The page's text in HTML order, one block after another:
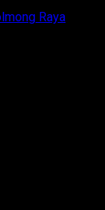
Raya